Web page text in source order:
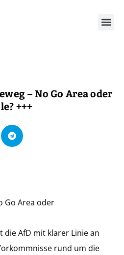
– No Go Area oder
+++
Go Area oder
AfD mit klarer Linie an
rund um die